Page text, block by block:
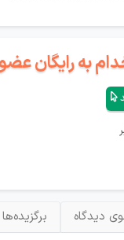
به رایگان
دیدگاه برگزیده‌ها